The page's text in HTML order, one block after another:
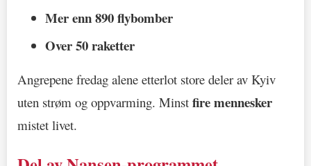
Mer enn 890 flybomber
Over 50 raketter
Angrepene fredag alene etterlot store deler av Kyiv
uten strøm og oppvarming. Minst fire mennesker
mistet livet.